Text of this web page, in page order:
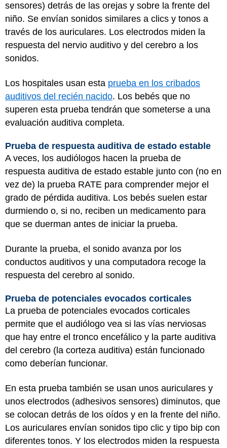
sensores) detrás de las orejas y sobre la frente del
niño. Se envían sonidos similares a clics y tonos a
través de los auriculares. Los electrodos miden la
respuesta del nervio auditivo y del cerebro a los
sonidos.
Los hospitales usan esta prueba en los cribados
auditivos del recién nacido. Los bebés que no
superen esta prueba tendrán que someterse a una
evaluación auditiva completa.
Prueba de respuesta auditiva de estado estable
A veces, los audiólogos hacen la prueba de
respuesta auditiva de estado estable junto con (no en
vez de) la prueba RATE para comprender mejor el
grado de pérdida auditiva. Los bebés suelen estar
durmiendo o, si no, reciben un medicamento para
que se duerman antes de iniciar la prueba.
Durante la prueba, el sonido avanza por los
conductos auditivos y una computadora recoge la
respuesta del cerebro al sonido.
Prueba de potenciales evocados corticales
La prueba de potenciales evocados corticales
permite que el audiólogo vea si las vías nerviosas
que hay entre el tronco encefálico y la parte auditiva
del cerebro (la corteza auditiva) están funcionado
como deberían funcionar.
En esta prueba también se usan unos auriculares y
unos electrodos (adhesivos sensores) diminutos, que
se colocan detrás de los oídos y en la frente del niño.
Los auriculares envían sonidos tipo clic y tipo bip con
diferentes tonos. Y los electrodos miden la respuesta